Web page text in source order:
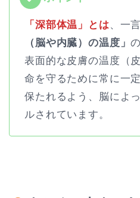
「深部体温」とは、一
（脳や内臓）の温度」
表面的な皮膚の温度（
命を守るために常に一
保たれるよう、脳によ
ルされています。